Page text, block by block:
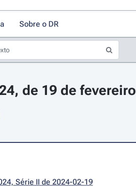
Sobre o DR
de 19 de fevereiro
Série II de 2024-02-19